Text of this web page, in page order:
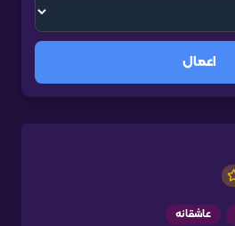
اعمال
عاشقانه